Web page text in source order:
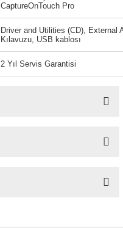
CaptureOnTouch Pro
Driver and Utilities (CD), External
Kılavuzu, USB kablosı
2 Yıl Servis Garantisi